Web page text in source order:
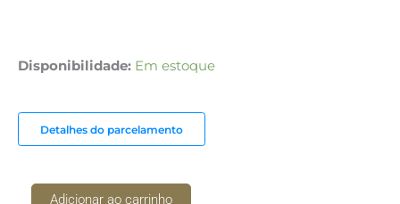
Disponibilidade: Em estoque
Detalhes do parcelamento
Bandeja
Vista
Alegre
Adicionar ao carrinho